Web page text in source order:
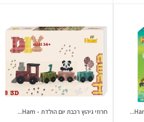
חרוזי גיהוץ רכבת יום הולדת - Ham...